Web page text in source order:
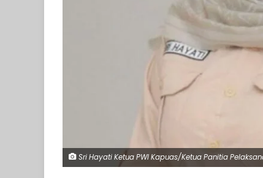
Sri Hayati Ketua PWI Kapuas/Ketua Panitia